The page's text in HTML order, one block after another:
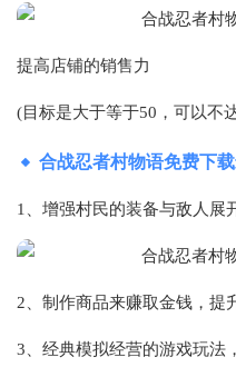
提高店铺的销售力
(目标是大于等于50，可以不
合战忍者村物语免费下
1、增强村民的装备与敌人展
2、制作商品来赚取金钱，提
3、经典模拟经营的游戏玩法